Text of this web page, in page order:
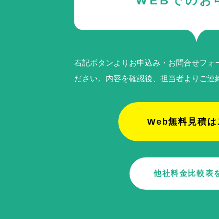
右記ボタンよりお申込み・お問合せフォ
ださい。内容を確認後、担当者よりご連
Web無料見積は
他社料金比較表